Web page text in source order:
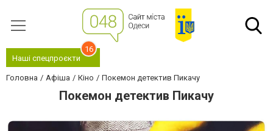
Наші спецпроєкти
16
Головна Афіша Кіно Покемон детектив Пикачу
Покемон детектив Пикачу